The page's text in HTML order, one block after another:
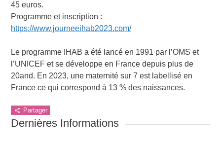
45 euros.
Programme et inscription :
https://www.journeeihab2023.com/
Le programme IHAB a été lancé en 1991 par l’OMS et
l’UNICEF et se développe en France depuis plus de
20and. En 2023, une maternité sur 7 est labellisé en
France ce qui correspond à 13 % des naissances.
Partager
Dernières Informations